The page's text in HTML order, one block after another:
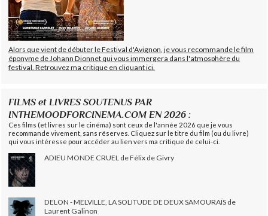
Alors que vient de débuter le Festival d'Avignon, je vous recommande le film
éponyme de Johann Dionnet qui vous immergera dans l'atmosphère du
festival. Retrouvez ma critique en cliquant ici.
FILMS et LIVRES SOUTENUS PAR
INTHEMOODFORCINEMA.COM EN 2026 :
Ces films (et livres sur le cinéma) sont ceux de l'année 2026 que je vous
recommande vivement, sans réserves. Cliquez sur le titre du film (ou du livre)
qui vous intéresse pour accéder au lien vers ma critique de celui-ci.
ADIEU MONDE CRUEL de Félix de Givry
DELON - MELVILLE, LA SOLITUDE DE DEUX SAMOURAÏS de
Laurent Galinon